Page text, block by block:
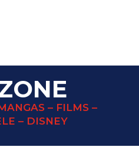
– FILMS –
– DISNEY